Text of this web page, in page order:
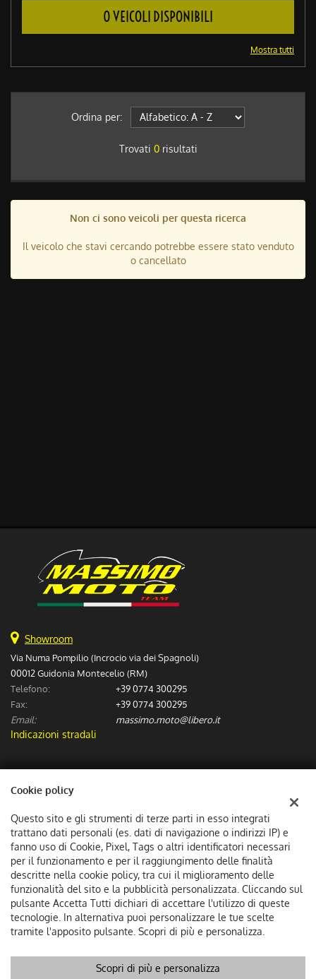
0 VEICOLI DISPONIBILI
Mostra tutti
Ordina per:
Trovati 0risultati
Non ci sono veicoli per questa ricerca
Il veicolo che stavi cercando potrebbe essere stato venduto
o cancellato
Showroom
Via Numa Pompilio (Incrocio via dei Spagnoli)
00012 Guidonia Montecelio (RM)
Telefono:
+39 0774 300295
Fax:
+39 0774 300295
Email:
massimo.moto@libero.it
Indicazioni stradali
Dati fiscali:
Massimo Moto Sas
Via Numa Pompilio (Incrocio via dei Spagnoli), Guidonia Montecelio
C.F/P.IVA: 06307601002
Registro delle imprese:RM
Copyright © 2026 GestionaleAuto.com S.r.l., Tutti i diritti
Cookie policy
Questo sito e gli strumenti di terze parti in esso integrati
trattano dati personali (es. dati di navigazione o indirizzi IP) e
fanno uso di Cookie, Pixel, Tags o altri identificatori necessari
per il funzionamento e per il raggiungimento delle finalità
descritte nella cookie policy, tra cui il miglioramento delle
funzionalità del sito e la pubblicità personalizzata. Cliccando sul
pulsante Accetta Tutti dichiari di accettare l'utilizzo di queste
tecnologie. In alternativa puoi personalizzare le tue scelte
tramite l'apposito pulsante. Scopri di più e personalizza.
Scopri di più e personalizza